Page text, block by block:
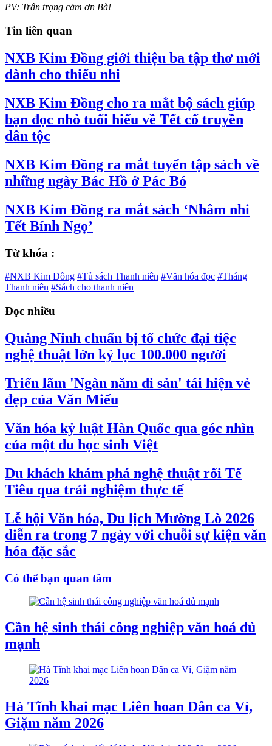
PV: Trân trọng cảm ơn Bà!
Tin liên quan
NXB Kim Đồng giới thiệu ba tập thơ mới
dành cho thiếu nhi
NXB Kim Đồng cho ra mắt bộ sách giúp
bạn đọc nhỏ tuổi hiểu về Tết cổ truyền
dân tộc
NXB Kim Đồng ra mắt tuyển tập sách về
những ngày Bác Hồ ở Pác Bó
NXB Kim Đồng ra mắt sách ‘Nhâm nhi
Tết Bính Ngọ’
Từ khóa :
#NXB Kim Đồng #Tủ sách Thanh niên #Văn hóa đọc #Tháng
Thanh niên #Sách cho thanh niên
Đọc nhiều
Quảng Ninh chuẩn bị tổ chức đại tiệc
nghệ thuật lớn kỷ lục 100.000 người
Triển lãm 'Ngàn năm di sản' tái hiện vẻ
đẹp của Văn Miếu
Văn hóa kỷ luật Hàn Quốc qua góc nhìn
của một du học sinh Việt
Du khách khám phá nghệ thuật rối Tế
Tiêu qua trải nghiệm thực tế
Lễ hội Văn hóa, Du lịch Mường Lò 2026
diễn ra trong 7 ngày với chuỗi sự kiện văn
hóa đặc sắc
Có thể bạn quan tâm
Cần hệ sinh thái công nghiệp văn hoá đủ
mạnh
Hà Tĩnh khai mạc Liên hoan Dân ca Ví,
Giặm năm 2026